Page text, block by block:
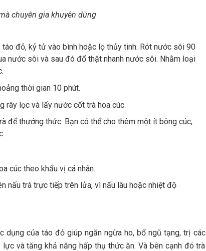
chuyên gia khuyên dùng
đỏ, kỷ tử vào bình hoặc lọ thủy tinh. Rót nước sôi 90
nước sôi và sau đó đổ thật nhanh nước sôi. Nhằm loại
thời gian 10 phút.
rây lọc và lấy nước cốt trà hoa cúc.
để thưởng thức. Bạn có thể cho thêm một ít bông cúc,
cúc theo khẩu vị cá nhân.
nấu trà trực tiếp trên lửa, vì nấu lâu hoặc nhiệt độ
dụng của táo đỏ giúp ngăn ngừa ho, bổ ngũ tạng, trị các
và tăng khả năng hấp thụ thức ăn. Và bên cạnh đó trà